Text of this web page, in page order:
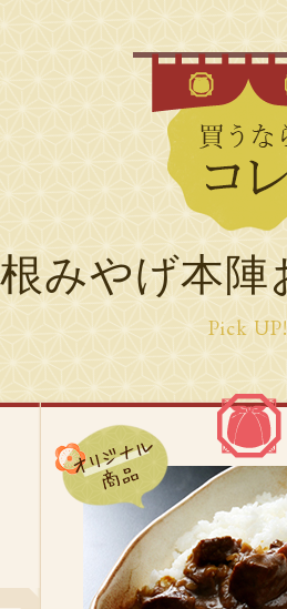
みやげ本陣
Pick UP!